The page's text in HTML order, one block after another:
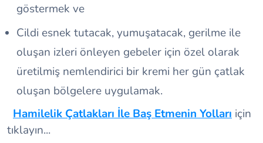
göstermek ve
Cildi esnek tutacak, yumuşatacak, gerilme ile
oluşan izleri önleyen gebeler için özel olarak
üretilmiş nemlendirici bir kremi her gün çatlak
oluşan bölgelere uygulamak.
Hamilelik Çatlakları İle Baş Etmenin Yolları için
tıklayın...